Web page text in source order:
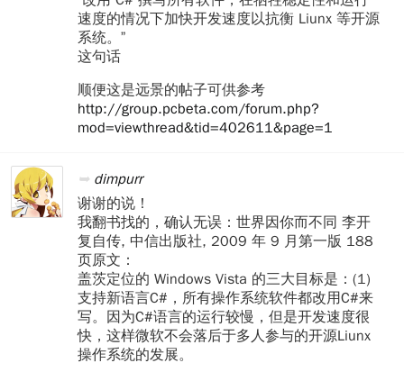
速度的情况下加快开发速度以抗衡 Liunx 等开源
系统。”
这句话
顺便这是远景的帖子可供参考
http://group.pcbeta.com/forum.php?
mod=viewthread&tid=402611&page=1
dimpurr
谢谢的说！
我翻书找的，确认无误：世界因你而不同 李开
复自传, 中信出版社, 2009 年 9 月第一版 188
页原文：
盖茨定位的 Windows Vista 的三大目标是：(1)
支持新语言C#，所有操作系统软件都改用C#来
写。因为C#语言的运行较慢，但是开发速度很
快，这样微软不会落后于多人参与的开源Liunx
操作系统的发展。